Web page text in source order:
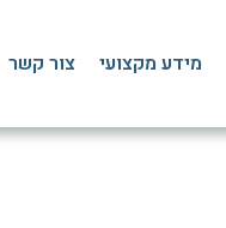
מידע מקצועי צור קשר